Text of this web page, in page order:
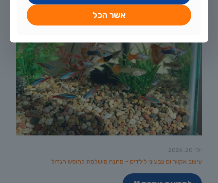
יולי 20, 2026
עיצוב אקווריום צבעוני לילדים – מתנה מושלמת לחופש הגדול
אשר הכל